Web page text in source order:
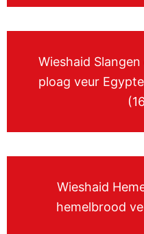
Wieshaid
ploag veur
Wieshaid
hemelbrood